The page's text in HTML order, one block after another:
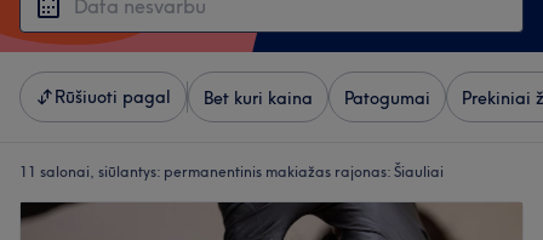
Rūšiuoti pagal Bet kuri kaina Patogumai Prekiniai
11 salonai, siūlantys: permanentinis makiažas rajonas: Šiauliai